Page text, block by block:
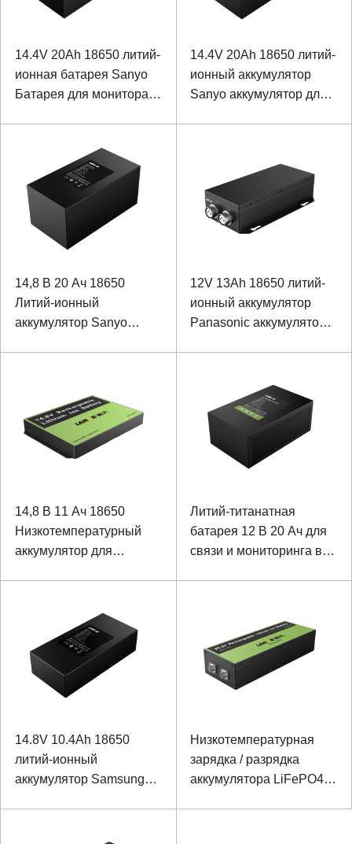
14.4V 20Ah 18650 литий-
ионная батарея Sanyo
Батарея для монитора
14.4V 20Ah 18650 литий-
ионный аккумулятор
Sanyo аккумулятор для
14,8 В 20 Ач 18650
Литий-ионный
аккумулятор Sanyo
12V 13Ah 18650 литий-
ионный аккумулятор
Panasonic аккумулятор
14,8 В 11 Ач 18650
Низкотемпературный
аккумулятор для
коммуникацией SMBUS
Литий-титанатная
батарея 12 В 20 Ач для
связи и мониторинга вне
14.8V 10.4Ah 18650
литий-ионный
аккумулятор Samsung
Низкотемпературная
зарядка / разрядка
аккумулятора LiFePO4